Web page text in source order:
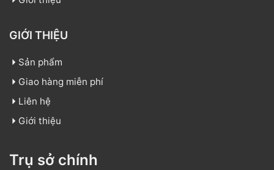
GIỚI THIỆU
Sản phẩm
Giao hàng miễn phí
Liên hệ
Giới thiệu
Trụ sở chính